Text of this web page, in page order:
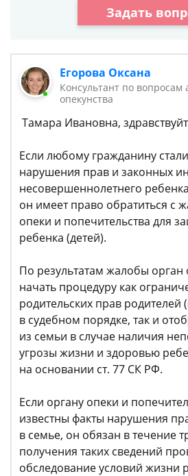
Задать
Егорова Оксана
Консультант по вопросам
опекунства
Тамара Ивановна,
Если любому гражданину
нарушения прав и законных
несовершеннолетнего
он имеет право обратиться с
опеки и попечительства для
ребенка (детей).
По результатам жалобы
начать процедуру как
родительских прав родителей
в судебном порядке, так и
из семьи в случае наличия
угрозы жизни и здоровью
на основании ст. 77 СК РФ.
Если органу опеки и
известны факты нарушения
в семье, он обязан в течение
получения таких сведений
обследование условий жизни